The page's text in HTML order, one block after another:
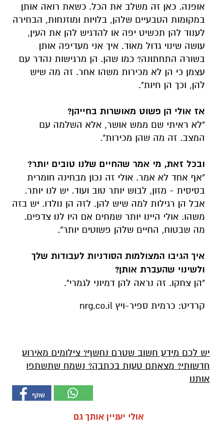
אופנה. כאן זה משלב את הכל. כשאת רואה אותן
במקומות הטבעיים שלהן, בלויות ומוזנחות, הבחירה
לענוד להן תכשיט יפה או להדגיש להן את העין,
עושה שינוי גדול מאוד. איך אני מעדיפה אותן
בשורה התחתונה? כמו שהן. הן מרגישות נהדר עם
עצמן כי הן לא מכירות משהו אחר. זה מה שיש
להן, וכך הן חיות".
אז אולי הן פשוט מאושרות בחייהן?
"לא ראיתי שם ממש אושר, אלא השלמה עם
המצב. זה מה שהן מכירות".
ובכל זאת, מי אמר שהחיים שלנו טובים יותר?
"אף אחד לא אמר. אולי זה נכון מבחינה חומרית
בסיסית - מזון, לבוש יותר טוב ועוד. יש לנו יותר.
אבל הן רגילות למה שיש להן. לזה הן נולדו. יש בזה
משהו. אולי היינו יותר שמחים אם היו לנו צדפים.
מה שבטוח, החיים שלהן פשוטים יותר".
איך הגיבו המצולמות הסודניות לעבודות שלך
ולשינוי שהעברת אותן?
"הן צחקו. זה נראה להן דמיוני לגמרי".
קרדיט: כרמית ספיר-ויץ nrg.co.il
יש לכם מידע חשוב שטרם נחשף? צילומים מאירוע
חדשותי? מצאתם טעות בכתבה? נשמח שתשתפו
אותנו
אולי יעניין אותך גם